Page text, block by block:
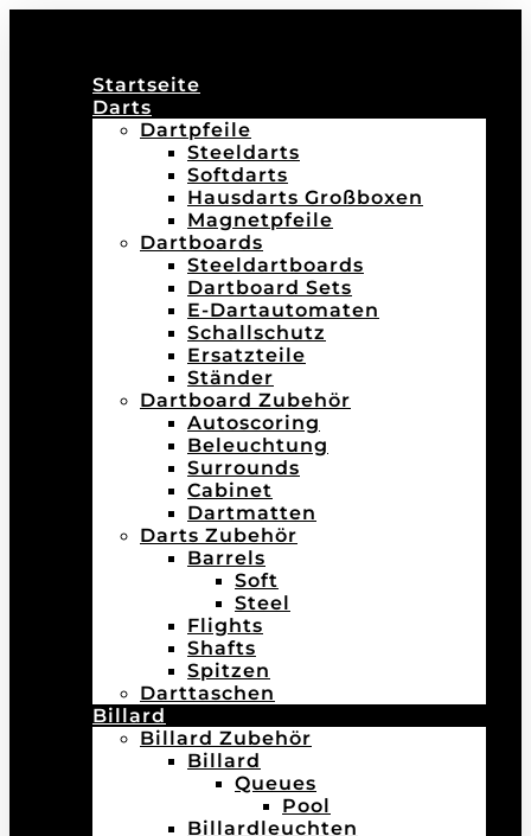
Startseite
Darts
Dartpfeile
Steeldarts
Softdarts
Hausdarts Großboxen
Magnetpfeile
Dartboards
Steeldartboards
Dartboard Sets
E-Dartautomaten
Schallschutz
Ersatzteile
Ständer
Dartboard Zubehör
Autoscoring
Beleuchtung
Surrounds
Cabinet
Dartmatten
Darts Zubehör
Barrels
Soft
Steel
Flights
Shafts
Spitzen
Darttaschen
Billard
Billard Zubehör
Billard
Queues
Pool
Billardleuchten